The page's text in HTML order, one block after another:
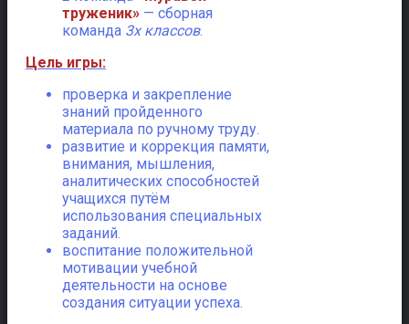
труженик» — сборная
команда 3х классов.
Цель игры:
проверка и закрепление
знаний пройденного
материала по ручному труду.
развитие и коррекция памяти,
внимания, мышления,
аналитических способностей
учащихся путём
использования специальных
заданий.
воспитание положительной
мотивации учебной
деятельности на основе
создания ситуации успеха.